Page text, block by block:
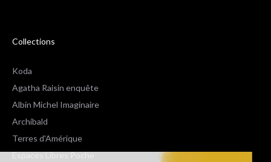
Collections
Koda
Agatha Raisin enquête
Albin Michel Imaginaire
Archibald
Terres d'Amérique
Espaces Libres Poche